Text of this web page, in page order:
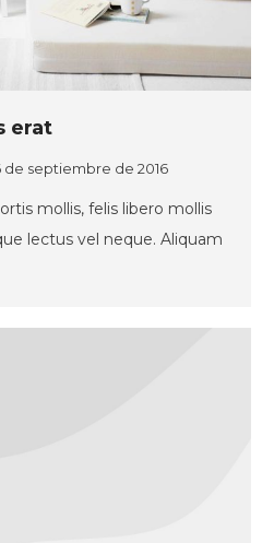
erat
de septiembre de 2016
mollis, felis libero mollis
lectus vel neque. Aliquam